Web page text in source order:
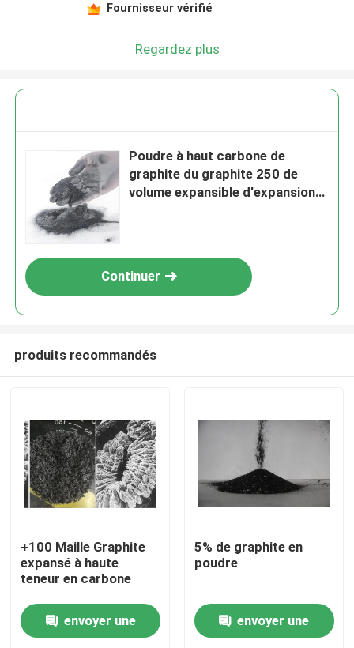
Maison
Fournisseur vérifié
Regardez plus
Poudre à haut carbone de
graphite du graphite 250 de
volume expansible d'expansion
Continuer
produits recommandés
+100 Maille Graphite
expansé à haute
teneur en carbone
envoyer une
5% de graphite en
poudre
envoyer une